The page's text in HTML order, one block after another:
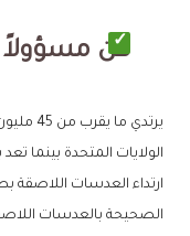
كن مسؤولاً
يرتدي
الولايات المتحدة بينما
ارتداء العدسات اللاصقة
الصحيحة بالعدسات